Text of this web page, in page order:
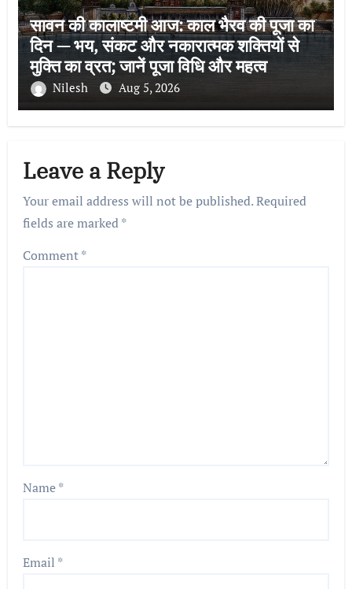
सावन की कालाष्टमी आज: काल भैरव की पूजा का
दिन — भय, संकट और नकारात्मक शक्तियों से
मुक्ति का व्रत; जानें पूजा विधि और महत्व
Nilesh Aug 5, 2026
Leave a Reply
Your email address will not be published.Required
fields are marked*
Comment*
Name*
Email *